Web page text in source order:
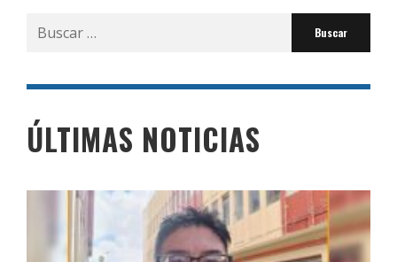
Buscar
por:
ÚLTIMAS NOTICIAS